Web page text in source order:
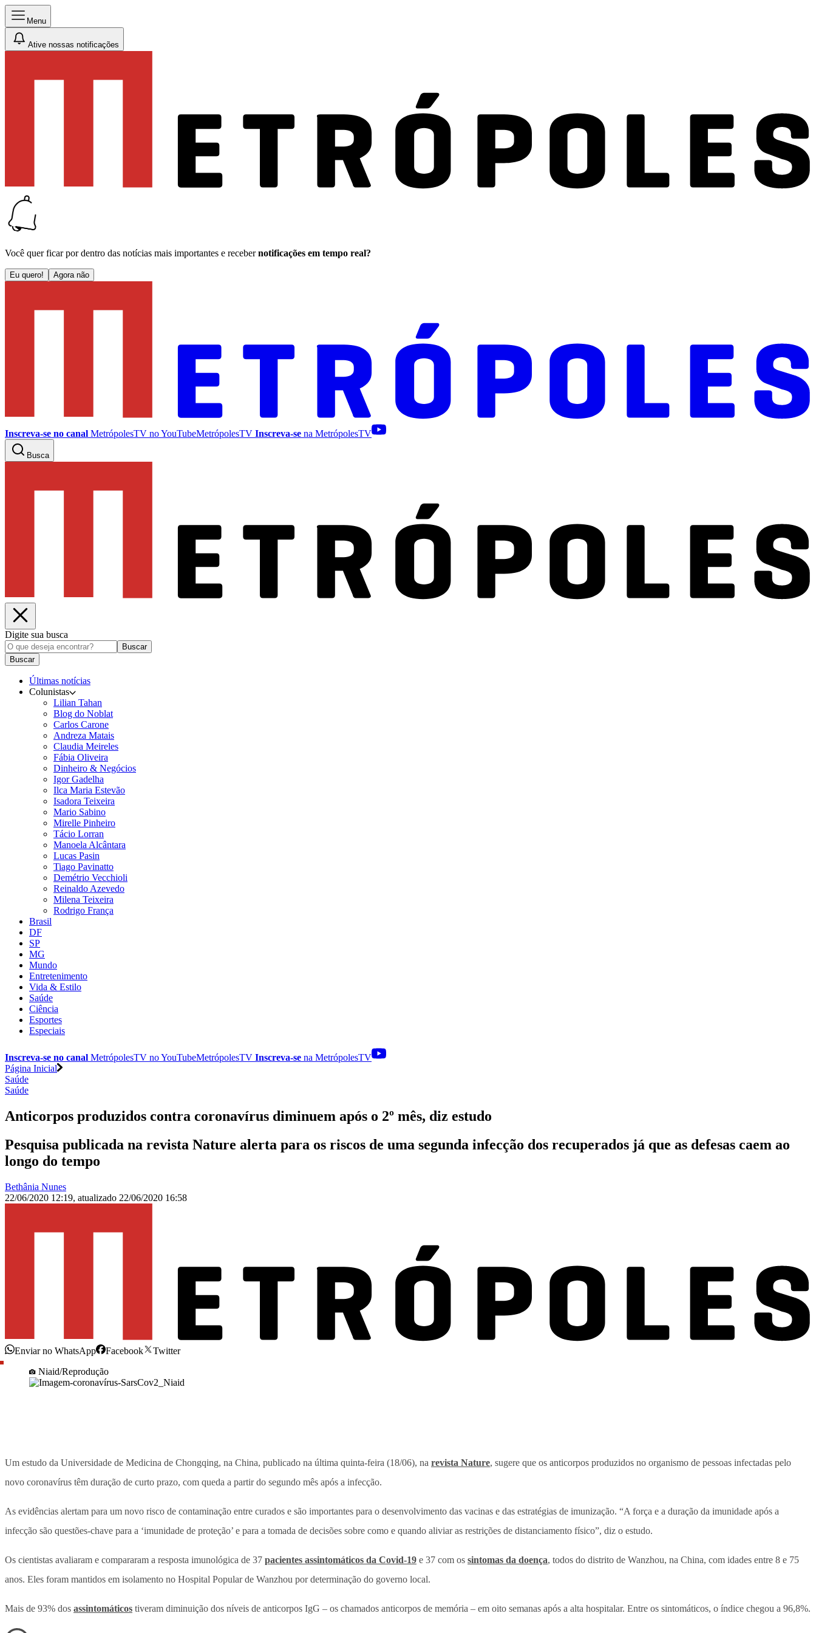
Menu
Ative nossas notificações
Você quer ficar por dentro das notícias mais importantes e receber notificações em tempo real?
Eu quero! Agora não
Inscreva-se no canal MetrópolesTV noYouTubeMetrópolesTV Inscreva-se na MetrópolesTV
Busca
Digite sua busca
Buscar
Buscar
Últimas notícias
Colunistas
Lilian Tahan
Blog do Noblat
Carlos Carone
Andreza Matais
Claudia Meireles
Fábia Oliveira
Dinheiro & Negócios
Igor Gadelha
Ilca Maria Estevão
Isadora Teixeira
Mario Sabino
Mirelle Pinheiro
Tácio Lorran
Manoela Alcântara
Lucas Pasin
Tiago Pavinatto
Demétrio Vecchioli
Reinaldo Azevedo
Milena Teixeira
Rodrigo França
Brasil
DF
SP
MG
Mundo
Entretenimento
Vida & Estilo
Saúde
Ciência
Esportes
Especiais
Inscreva-se no canal MetrópolesTV noYouTubeMetrópolesTV Inscreva-se na MetrópolesTV
Página Inicial
Saúde
Saúde
Anticorpos produzidos contra coronavírus diminuem após o 2º mês, diz estudo
Pesquisa publicada na revista Nature alerta para os riscos de uma segunda infecção dos recuperados já que as defesas caem ao
longo do tempo
Bethânia Nunes
22/06/2020 12:19, atualizado 22/06/2020 16:58
Enviar no WhatsApp Facebook
Twitter
Niaid/Reprodução
Um estudo da Universidade de Medicina de Chongqing, na China, publicado na última quinta-feira (18/06), na revista Nature, sugere que os anticorpos produzidos no organismo de pessoas infectadas pelo
novo coronavírus têm duração de curto prazo, com queda a partir do segundo mês após a infecção.
As evidências alertam para um novo risco de contaminação entre curados e são importantes para o desenvolvimento das vacinas e das estratégias de imunização. “A força e a duração da imunidade após a
infecção são questões-chave para a ‘imunidade de proteção’ e para a tomada de decisões sobre como e quando aliviar as restrições de distanciamento físico”, diz o estudo.
Os cientistas avaliaram e compararam a resposta imunológica de 37 pacientes assintomáticos da Covid-19 e 37 com os sintomas da doença, todos do distrito de Wanzhou, na China, com idades entre 8 e 75
anos. Eles foram mantidos em isolamento no Hospital Popular de Wanzhou por determinação do governo local.
Mais de 93% dos assintomáticos tiveram diminuição dos níveis de anticorpos IgG – os chamados anticorpos de memória – em oito semanas após a alta hospitalar. Entre os sintomáticos, o índice chegou a 96,8%.